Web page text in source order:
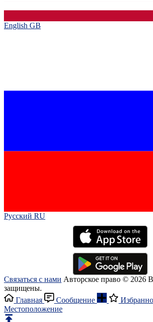
English GB‎
Русский RU‎
Связаться с нами Авторское право © 2026
защищены.
Главная
Сообщение
Местоположение